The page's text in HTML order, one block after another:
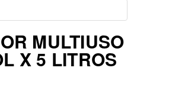
MULTIUSO
X 5 LITROS